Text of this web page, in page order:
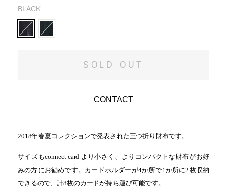
BLACK
SOLD OUT
CONTACT
2018年春夏コレクションで発表された三つ折り財布です。
サイズもconnect card より小さく、よりコンパクトな財布がお好
みの方にお勧めです。カードホルダーが4か所で1か所に2枚収納
できるので、計8枚のカードが持ち運び可能です。